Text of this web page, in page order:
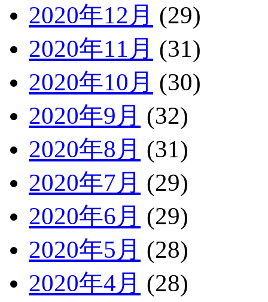
2020年12月 (29)
2020年11月 (31)
2020年10月 (30)
2020年9月 (32)
2020年8月 (31)
2020年7月 (29)
2020年6月 (29)
2020年5月 (28)
2020年4月 (28)